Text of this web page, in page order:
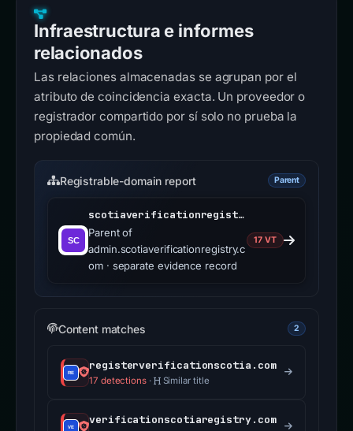
Infraestructura e informes
relacionados
Las relaciones almacenadas se agrupan por el
atributo de coincidencia exacta. Un proveedor o
registrador compartido por sí solo no prueba la
propiedad común.
Registrable-domain report Parent
scotiaverificationregistry.com
Parent of
admin.scotiaverificationregistry.c
om · separate evidence record
17 VT
Content matches 2
registerverificationscotia.com
17 detections· Similar title
verificationscotiaregistry.com